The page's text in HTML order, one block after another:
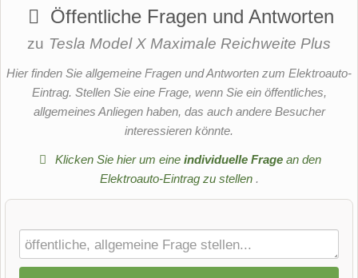
Öffentliche Fragen und Antworten
zu Tesla Model X Maximale Reichweite Plus
Hier finden Sie allgemeine Fragen und Antworten zum Elektroauto-
Eintrag. Stellen Sie eine Frage, wenn Sie ein öffentliches,
allgemeines Anliegen haben, das auch andere Besucher
interessieren könnte.
Klicken Sie hier um eineindividuelle Frage an den
Elektroauto-Eintrag zu stellen .